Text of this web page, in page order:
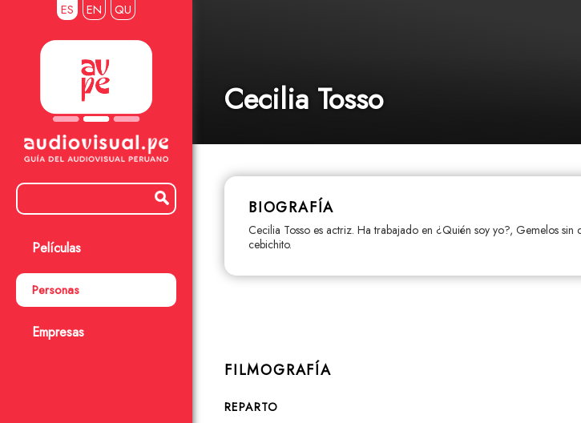
ES EN QU
Películas
Personas
Empresas
Cecilia Tosso
BIOGRAFÍA
Cecilia Tosso es actriz. Ha trabajado en ¿Quién soy yo?, Gemelos sin
cebichito.
FILMOGRAFÍA
REPARTO